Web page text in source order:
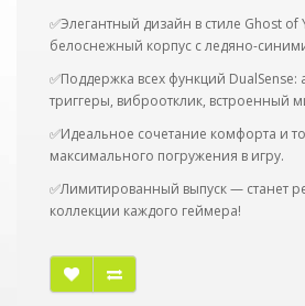
✅Элегантный дизайн в стиле Ghost
белоснежный корпус с ледяно-
✅Поддержка всех функций DualSense:
триггеры, виброотклик, встроенный
✅Идеальное сочетание комфорта и
максимального погружения в игру.
✅Лимитированный выпуск — станет
коллекции каждого геймера!